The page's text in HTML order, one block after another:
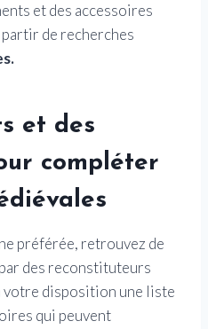
et des accessoires
de recherches
et des
compléter
préférée, retrouvez de
des reconstituteurs
votre disposition une liste
qui peuvent